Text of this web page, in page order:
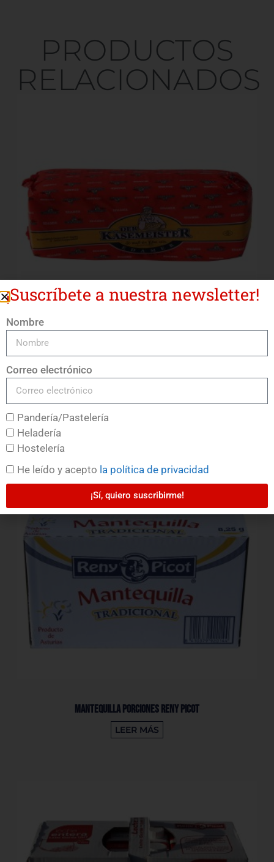
PRODUCTOS
RELACIONADOS
Mantequilla Porciones Reny Picot
LEER MÁS
¡Suscríbete a nuestra newsletter!
Nombre
Correo electrónico
Pandería/Pastelería
Heladería
Hostelería
He leído y acepto la política de privacidad
¡Sí, quiero suscribirme!